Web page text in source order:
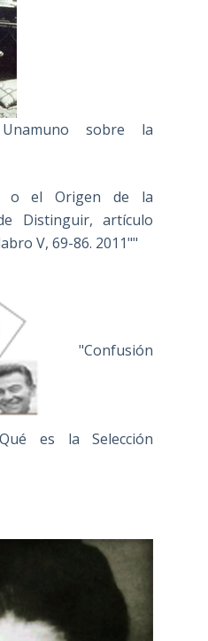
sobre la
o el Origen de la
Distinguir, artículo
V, 69-86. 2011""
"Confusión
es la Selección